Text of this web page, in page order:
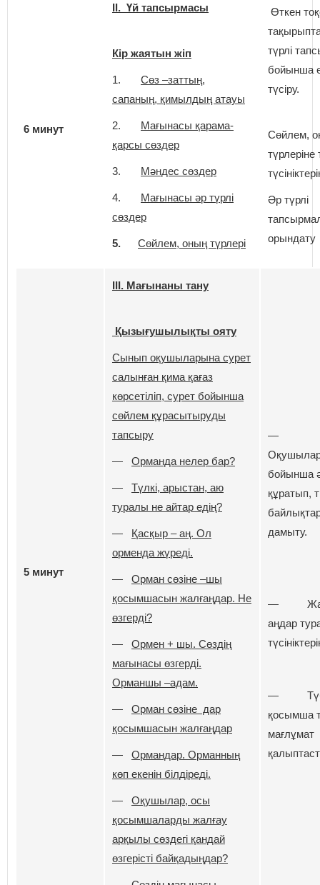
6 минут
ІІ. Үй тапсырмасы
Кір жаятын жіп
1. Сөз –заттың,
сапаның, қимылдың атауы
2. Мағынасы қарама-
қарсы сөздер
3. Мәндес сөздер
4. Мағынасы әр түрлі
сөздер
5. Сөйлем, оның түрлері
Өткен
түрлі
бойынша
түсіру.
Сөйлем,
Әр түрлі
орындату
5 минут
ІІІ. Мағынаны тану
Қызығушылықты ояту
Сынып оқушыларына сурет
салынған қима қағаз
көрсетіліп, сурет бойынша
сөйлем құрасытыруды
тапсыру
— Орманда нелер бар?
— Түлкі, арыстан, аю
туралы не айтар едің?
— Қасқыр – аң. Ол
орменда жүреді.
— Орман сөзіне –шы
қосымшасын жалғаңдар. Не
өзгерді?
— Ормен + шы. Сөздің
мағынасы өзгерді.
Орманшы –адам.
— Орман сөзіне дар
қосымшасын жалғаңдар
— Ормандар. Орманның
көп екенін білдіреді.
— Оқушылар, осы
қосымшаларды жалғау
арқылы сөздегі қандай
өзгерісті байқадыңдар?
—
бойынша
құратып,
дамыту.
—
аңдар
—
қосымша
мағлұмат